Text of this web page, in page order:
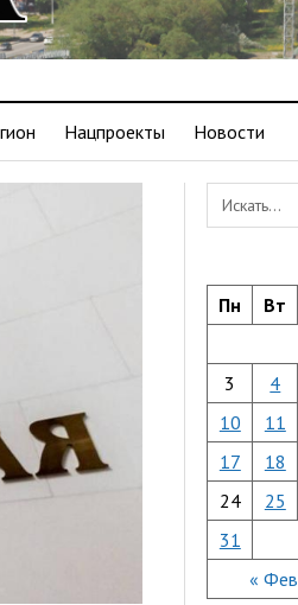
Нацпроекты Новости
Пн Вт
« Фев
3
4
10
11
17
18
24
25
31